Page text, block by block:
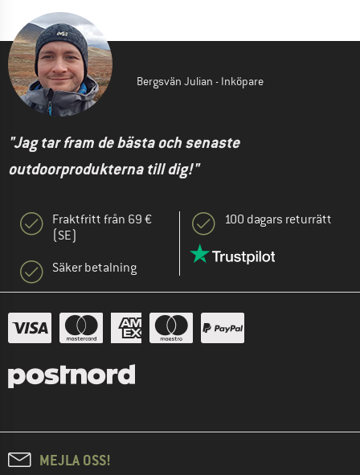
Bergsvän Julian - Inköpare
"Jag tar fram de bästa och senaste
outdoorprodukterna till dig!"
Fraktfritt från 69 €
(SE)
Säker betalning
100 dagars returrätt
MEJLA OSS!